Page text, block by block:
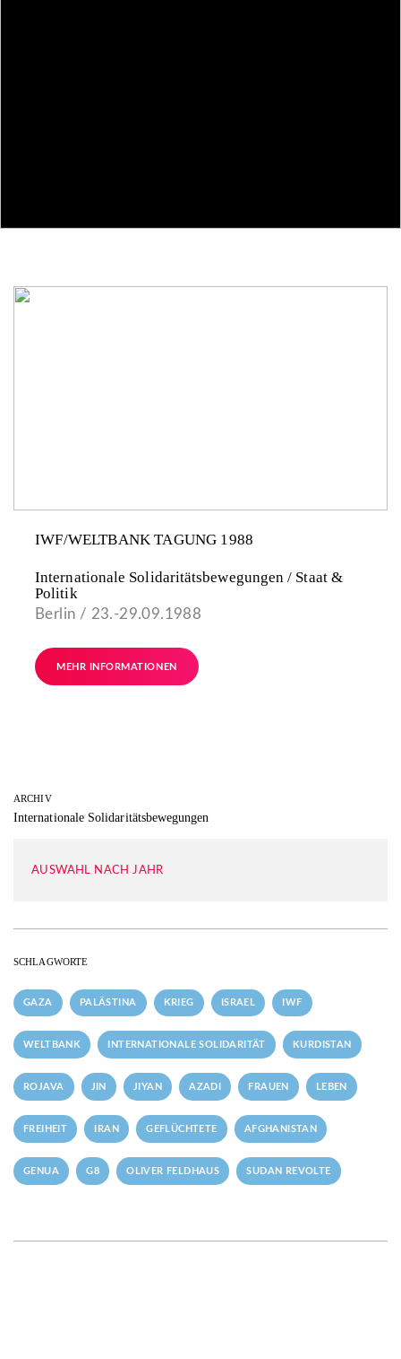
IWF/WELTBANK TAGUNG 1988
Internationale Solidaritätsbewegungen / Staat &
Politik
Berlin / 23.-29.09.1988
MEHR INFORMATIONEN
ARCHIV
Internationale Solidaritätsbewegungen
AUSWAHL NACH JAHR
SCHLAGWORTE
GAZA PALÄSTINA KRIEG ISRAEL IWF
WELTBANK INTERNATIONALE SOLIDARITÄT KURDISTAN
ROJAVA JIN JIYAN AZADI FRAUEN LEBEN
FREIHEIT IRAN GEFLÜCHTETE AFGHANISTAN
GENUA G8 OLIVER FELDHAUS SUDAN REVOLTE